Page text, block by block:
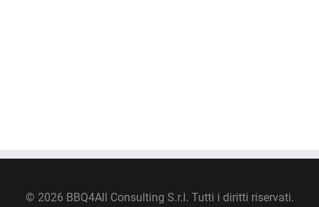
© 2026 BBQ4All Consulting S.r.l. Tutti i diritti riservati.